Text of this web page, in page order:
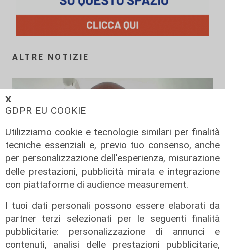
𝗫
GDPR EU COOKIE
Utilizziamo cookie e tecnologie similari per finalità
tecniche essenziali e, previo tuo consenso, anche
per personalizzazione dell'esperienza, misurazione
delle prestazioni, pubblicità mirata e integrazione
con piattaforme di audience measurement.
I tuoi dati personali possono essere elaborati da
partner terzi selezionati per le seguenti finalità
pubblicitarie: personalizzazione di annunci e
contenuti, analisi delle prestazioni pubblicitarie,
ALTRE NOTIZIE
La posizione
Agitazione aziende in subappalto
Amt: la situazione secondo il
vicepresidente Anav